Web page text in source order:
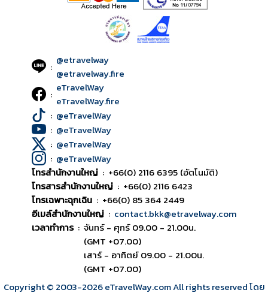
: @etravelway
@etravelway.fire
: eTravelWay
eTravelWay.fire
: @eTravelWay
: @eTravelWay
: @eTravelWay
: @eTravelWay
โทรสำนักงานใหญ่ : +66(0) 2116 6395 (อัตโนมัติ)
โทรสารสำนักงานใหญ่ : +66(0) 2116 6423
โทรเฉพาะฉุกเฉิน : +66(0) 85 364 2449
อีเมล์สำนักงานใหญ่ : contact.bkk@etravelway.com
เวลาทำการ : จันทร์ - ศุกร์ 09.00 - 21.00น.
(GMT +07.00)
เสาร์ - อาทิตย์ 09.00 - 21.00น.
(GMT +07.00)
Copyright © 2003-2026eTravelWay.com All rights reserved โดย